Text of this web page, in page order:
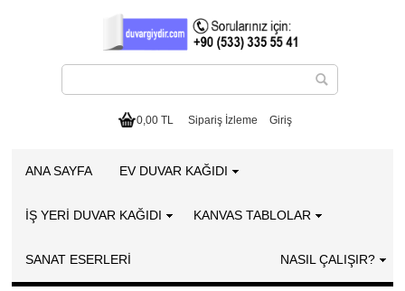
0,00 TL Sipariş İzleme Giriş
ANA SAYFA EV DUVAR KAĞIDI
İŞ YERİ DUVAR KAĞIDI KANVAS TABLOLAR
SANAT ESERLERI NASIL ÇALIŞIR?